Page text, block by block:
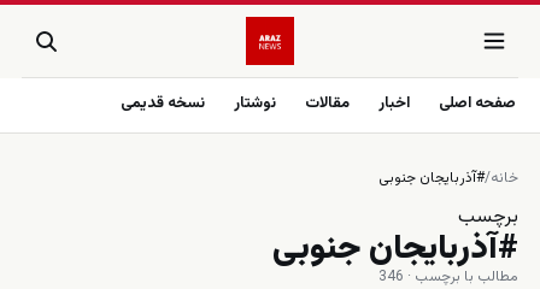
صفحه اصلی اخبار مقالات نوشتار نسخه قدیمی
خانه/#آذربایجان جنوبی
برچسب
#آذربایجان جنوبی
مطالب با برچسب · 346